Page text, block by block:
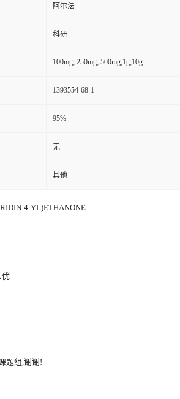
阿尔法
科研
100mg; 250mg; 500mg;1g;10g
1393554-68-1
95%
无
其他
4-YL)ETHANONE
优
题组,谢谢!